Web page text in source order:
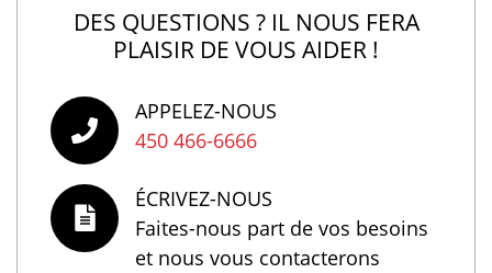
DES QUESTIONS ? IL NOUS FERA
PLAISIR DE VOUS AIDER !
APPELEZ-NOUS
450 466-6666
ÉCRIVEZ-NOUS
Faites-nous part de vos besoins
et nous vous contacterons